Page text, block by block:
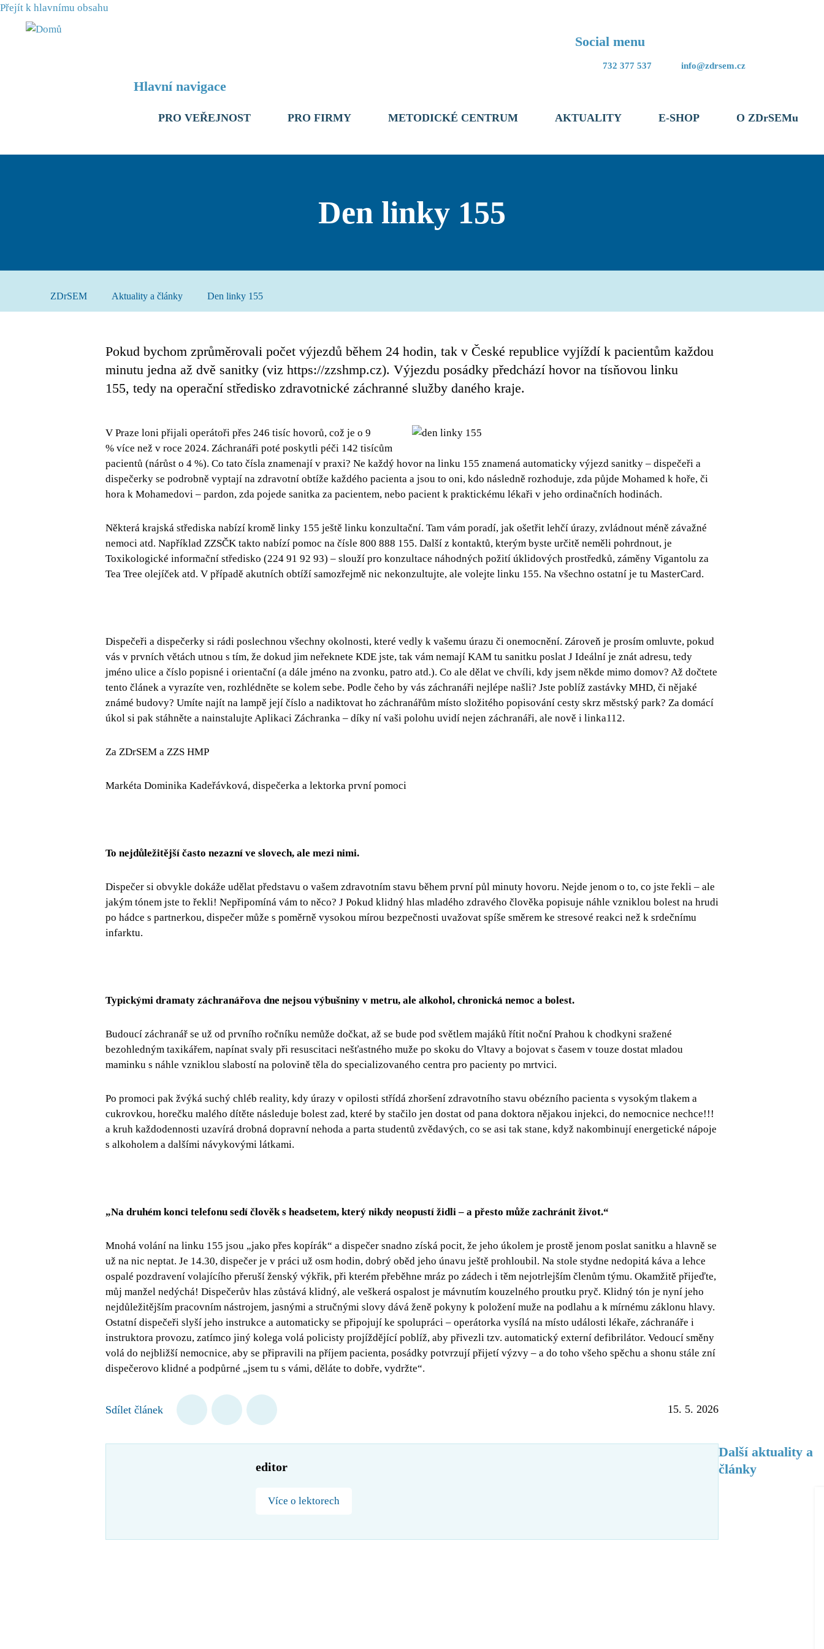
Přejít k hlavnímu obsahu
Social menu
732 377 537 info@zdrsem.cz
Hlavní navigace
PRO VEŘEJNOST PRO FIRMY METODICKÉ CENTRUM AKTUALITY E-SHOP O ZDrSEMu
Den linky 155
ZDrSEM Aktuality a články Den linky 155
Pokud bychom zprůměrovali počet výjezdů během 24 hodin, tak v České republice vyjíždí k pacientům každou
minutu jedna až dvě sanitky (viz https://zzshmp.cz). Výjezdu posádky předchází hovor na tísňovou linku
155, tedy na operační středisko zdravotnické záchranné služby daného kraje.
V Praze loni přijali operátoři přes 246 tisíc hovorů, což je o 9
% více než v roce 2024. Záchranáři poté poskytli péči 142 tisícům
pacientů (nárůst o 4 %). Co tato čísla znamenají v praxi? Ne každý hovor na linku 155 znamená automaticky výjezd sanitky – dispečeři a
dispečerky se podrobně vyptají na zdravotní obtíže každého pacienta a jsou to oni, kdo následně rozhoduje, zda půjde Mohamed k hoře, či
hora k Mohamedovi – pardon, zda pojede sanitka za pacientem, nebo pacient k praktickému lékaři v jeho ordinačních hodinách.
Některá krajská střediska nabízí kromě linky 155 ještě linku konzultační. Tam vám poradí, jak ošetřit lehčí úrazy, zvládnout méně závažné
nemoci atd. Například ZZSČK takto nabízí pomoc na čísle 800 888 155. Další z kontaktů, kterým byste určitě neměli pohrdnout, je
Toxikologické informační středisko (224 91 92 93) – slouží pro konzultace náhodných požití úklidových prostředků, záměny Vigantolu za
Tea Tree olejíček atd. V případě akutních obtíží samozřejmě nic nekonzultujte, ale volejte linku 155. Na všechno ostatní je tu MasterCard.
Dispečeři a dispečerky si rádi poslechnou všechny okolnosti, které vedly k vašemu úrazu či onemocnění. Zároveň je prosím omluvte, pokud
vás v prvních větách utnou s tím, že dokud jim neřeknete KDE jste, tak vám nemají KAM tu sanitku poslat J Ideální je znát adresu, tedy
jméno ulice a číslo popisné i orientační (a dále jméno na zvonku, patro atd.). Co ale dělat ve chvíli, kdy jsem někde mimo domov? Až dočtete
tento článek a vyrazíte ven, rozhlédněte se kolem sebe. Podle čeho by vás záchranáři nejlépe našli? Jste poblíž zastávky MHD, či nějaké
známé budovy? Umíte najít na lampě její číslo a nadiktovat ho záchranářům místo složitého popisování cesty skrz městský park? Za domácí
úkol si pak stáhněte a nainstalujte Aplikaci Záchranka – díky ní vaši polohu uvidí nejen záchranáři, ale nově i linka112.
Za ZDrSEM a ZZS HMP
Markéta Dominika Kadeřávková, dispečerka a lektorka první pomoci
To nejdůležitější často nezazní ve slovech, ale mezi nimi.
Dispečer si obvykle dokáže udělat představu o vašem zdravotním stavu během první půl minuty hovoru. Nejde jenom o to, co jste řekli – ale
jakým tónem jste to řekli! Nepřipomíná vám to něco? J Pokud klidný hlas mladého zdravého člověka popisuje náhle vzniklou bolest na hrudi
po hádce s partnerkou, dispečer může s poměrně vysokou mírou bezpečnosti uvažovat spíše směrem ke stresové reakci než k srdečnímu
infarktu.
Typickými dramaty záchranářova dne nejsou výbušniny v metru, ale alkohol, chronická nemoc a bolest.
Budoucí záchranář se už od prvního ročníku nemůže dočkat, až se bude pod světlem majáků řítit noční Prahou k chodkyni sražené
bezohledným taxikářem, napínat svaly při resuscitaci nešťastného muže po skoku do Vltavy a bojovat s časem v touze dostat mladou
maminku s náhle vzniklou slabostí na polovině těla do specializovaného centra pro pacienty po mrtvici.
Po promoci pak žvýká suchý chléb reality, kdy úrazy v opilosti střídá zhoršení zdravotního stavu obézního pacienta s vysokým tlakem a
cukrovkou, horečku malého dítěte následuje bolest zad, které by stačilo jen dostat od pana doktora nějakou injekci, do nemocnice nechce!!!
a kruh každodennosti uzavírá drobná dopravní nehoda a parta studentů zvědavých, co se asi tak stane, když nakombinují energetické nápoje
s alkoholem a dalšími návykovými látkami.
„Na druhém konci telefonu sedí člověk s headsetem, který nikdy neopustí židli – a přesto může zachránit život.“
​Mnohá volání na linku 155 jsou „jako přes kopírák“ a dispečer snadno získá pocit, že jeho úkolem je prostě jenom poslat sanitku a hlavně se
už na nic neptat. Je 14.30, dispečer je v práci už osm hodin, dobrý oběd jeho únavu ještě prohloubil. Na stole stydne nedopitá káva a lehce
ospalé pozdravení volajícího přeruší ženský výkřik, při kterém přeběhne mráz po zádech i těm nejotrlejším členům týmu. Okamžitě přijeďte,
můj manžel nedýchá! Dispečerův hlas zůstává klidný, ale veškerá ospalost je mávnutím kouzelného proutku pryč. Klidný tón je nyní jeho
nejdůležitějším pracovním nástrojem, jasnými a stručnými slovy dává ženě pokyny k položení muže na podlahu a k mírnému záklonu hlavy.
Ostatní dispečeři slyší jeho instrukce a automaticky se připojují ke spolupráci – operátorka vysílá na místo události lékaře, záchranáře i
instruktora provozu, zatímco jiný kolega volá policisty projíždějící poblíž, aby přivezli tzv. automatický externí defibrilátor. Vedoucí směny
volá do nejbližší nemocnice, aby se připravili na příjem pacienta, posádky potvrzují přijetí výzvy – a do toho všeho spěchu a shonu stále zní
dispečerovo klidné a podpůrné „jsem tu s vámi, děláte to dobře, vydržte“.
15. 5. 2026
Sdílet článek
editor
Více o lektorech
Další aktuality a
články